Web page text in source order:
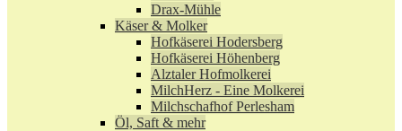
Drax-Mühle
Käser & Molker
Hofkäserei Hodersberg
Hofkäserei Höhenberg
Alztaler Hofmolkerei
MilchHerz - Eine Molkerei
Milchschafhof Perlesham
Öl, Saft & mehr